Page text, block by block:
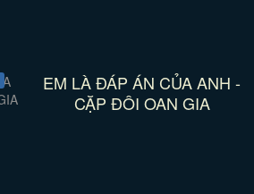
EM LÀ ĐÁP ÁN CỦA ANH -
CẶP ĐÔI OAN GIA